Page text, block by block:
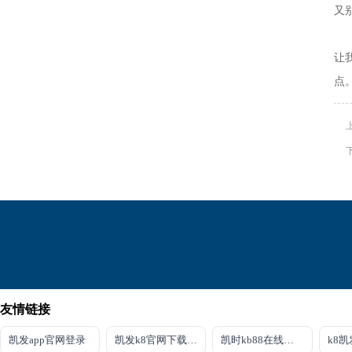
又
让
点
友情链接
凯发app官网登录 凯发k8官网下载客户端中心 凯时kb88在线平台